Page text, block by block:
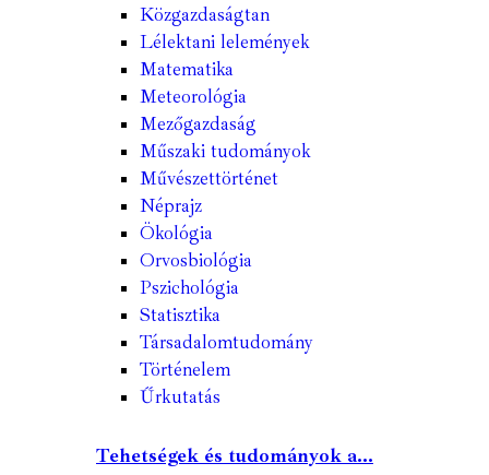
Közgazdaságtan
Lélektani lelemények
Matematika
Meteorológia
Mezőgazdaság
Műszaki tudományok
Művészettörténet
Néprajz
Ökológia
Orvosbiológia
Pszichológia
Statisztika
Társadalomtudomány
Történelem
Űrkutatás
Tehetségek és tudományok a...